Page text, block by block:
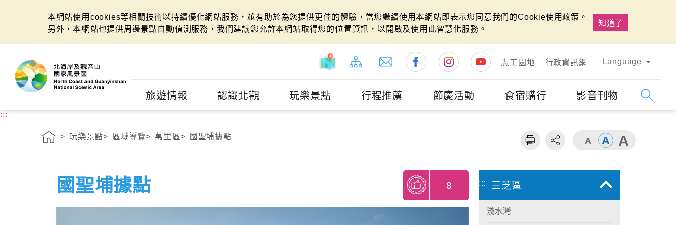
本網站使用cookies等相關技術以持續優化網站服務，並有助於為您提供更佳的體驗，當您繼續使用本網站即表示您同意我們的Cookie使用政策。
另外，本網站也提供周邊景點自動偵測服務，我們建議您允許本網站取得您的位置資訊，以開啟及使用此智慧化服務。
知道了
志工園地
行政資訊網 Language
旅遊情報 認識北觀 玩樂景點 行程推薦 節慶活動 食宿購行 影音刊物
:::
玩樂景點 區域導覽 萬里區 國聖埔據點
國聖埔據點 8 ::: 三芝區
淺水灣